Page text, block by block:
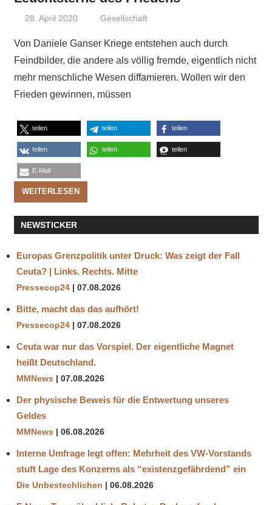
28. April 2020 Niki Vogt
Gesellschaft
Von Daniele Ganser Kriege entstehen auch durch
Feindbilder, die andere als völlig fremde, eigentlich nicht
mehr menschliche Wesen diffamieren. Wollen wir den
Frieden gewinnen, müssen
teilen teilen teilen
teilen teilen teilen
E-Mail
WEITERLESEN
NEWSTICKER
Europas Grenzpolitik unter Druck: Was zeigt der Fall
Ceuta? | Links. Rechts. Mitte
Pressecop24 07.08.2026
Bitte, macht das das aufhört!
Pressecop24 07.08.2026
Ceuta war nur das Vorspiel. Der eigentliche Magnet
heißt Deutschland.
MMNews 07.08.2026
Der physische Beweis für die Entwertung unseres
Geldes
MMNews 06.08.2026
Interne Umfrage legt offen: Mehrheit des VW-Vorstands
stuft Lage des Konzerns als “existenzgefährdend” ein
Die Unbestechlichen 06.08.2026